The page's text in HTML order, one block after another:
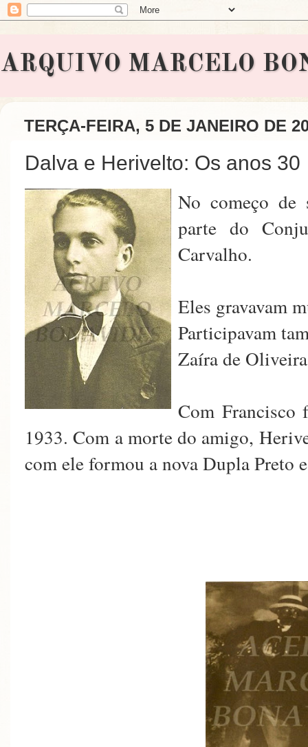
ARQUIVO MARCELO
TERÇA-FEIRA, 5 DE JANEIRO DE
Dalva e Herivelto: Os anos 30
No começo de
parte do
Carvalho.
Eles gravavam
Participavam
Zaíra de
Com Francisco
1933. Com a morte do amigo,
com ele formou a nova Dupla Preto